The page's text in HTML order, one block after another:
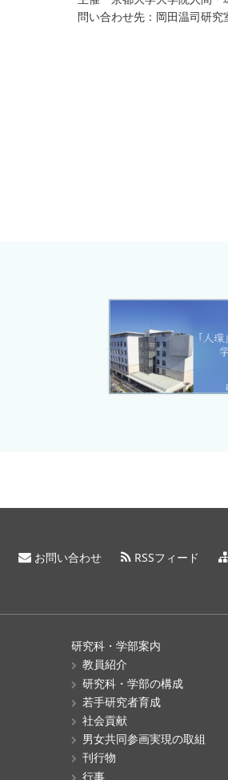
問い合わせ先：岡田温司研
お問い合わせ RSSフィード
研究科・学部案内
教員紹介
研究科・学部の構成
若手研究者育成
社会貢献
男女共同参画実現の取組
刊行物
行事